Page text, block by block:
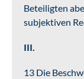
Beteiligten
subjektiven
III.
13 Die